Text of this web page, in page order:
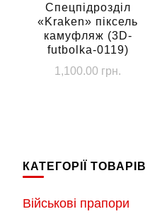
Спецпідрозділ
«Kraken» піксель
камуфляж (3D-
futbolka-0119)
1,100.00 грн.
варіантів.
можна
КАТЕГОРІЇ ТОВАРІВ
Військові прапори